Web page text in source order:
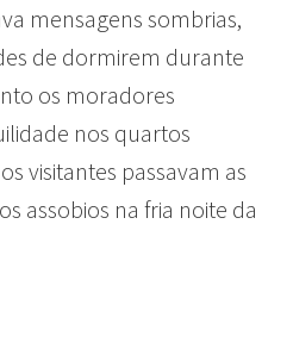
mensagens sombrias,
de dormirem durante
os moradores
nos quartos
visitantes passavam as
assobios na fria noite da